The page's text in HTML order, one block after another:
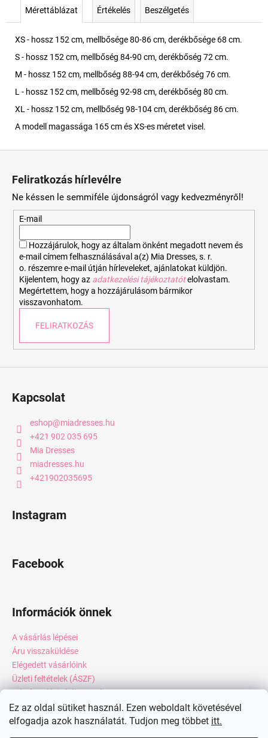
Ez az oldal sütiket használ. Ezen weboldalt követésével
elfogadja azok használatát. Tudjon meg többet itt.
Mérettáblázat Értékelés Beszélgetés
XS - hossz 152 cm, mellbősége 80-86 cm, derékbősége 68 cm.
S - hossz 152 cm, mellbőség 84-90 cm, derékbőség 72 cm.
M - hossz 152 cm, mellbőség 88-94 cm, derékbőség 76 cm.
L - hossz 152 cm, mellbőség 92-98 cm, derékbőség 80 cm.
XL - hossz 152 cm, mellbőség 98-104 cm, derékbőség 86 cm.
A modell magassága 165 cm és XS-es méretet visel.
Feliratkozás hírlevélre
Ne késsen le semmiféle újdonságról vagy kedvezményről!
E-mail
Hozzájárulok, hogy az általam önként megadott nevem és
e-mail címem felhasználásával a(z) Mia Dresses, s. r.
o. részemre e-mail útján hírleveleket, ajánlatokat küldjön.
Kijelentem, hogy az adatkezelési tájékoztatót elolvastam.
Megértettem, hogy a hozzájárulásom bármikor
visszavonhatom.
FELIRATKOZÁS
Kapcsolat
eshop@miadresses.hu
+421 902 035 695
Mia Dresses
miadresses.hu
+421902035695
Instagram
Facebook
Információk önnek
A vásárlás lépései
Áru visszaküldése
Elégedett vásárlóink
Üzleti feltételek (ÁSZF)
Adatkezelési tájékoztató
Webáruház értékelése
Kapcsolat